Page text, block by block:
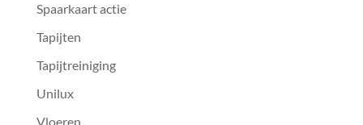
Spaarkaart actie
Tapijten
Tapijtreiniging
Unilux
Vloeren